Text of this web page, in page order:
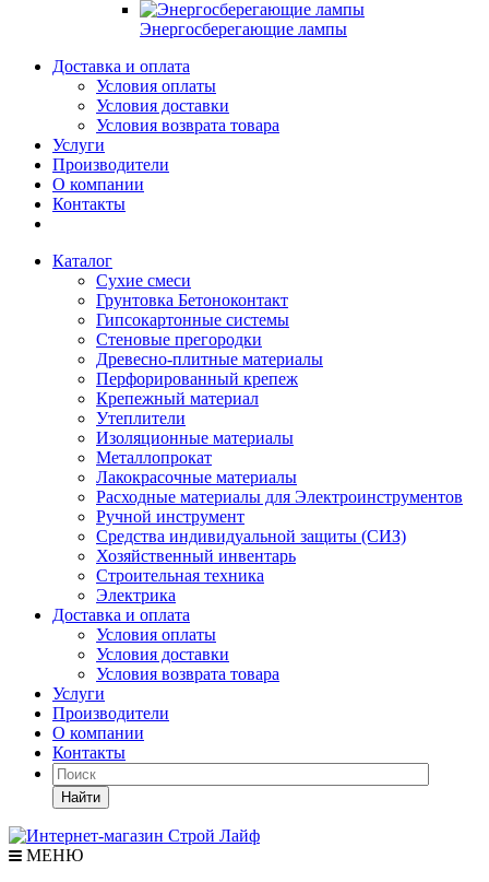
Энергосберегающие лампы
Доставка и оплата
Условия оплаты
Условия доставки
Условия возврата товара
Услуги
Производители
О компании
Контакты
Каталог
Сухие смеси
Грунтовка Бетоноконтакт
Гипсокартонные системы
Стеновые прегородки
Древесно-плитные материалы
Перфорированный крепеж
Крепежный материал
Утеплители
Изоляционные материалы
Металлопрокат
Лакокрасочные материалы
Расходные материалы для Электроинструментов
Ручной инструмент
Средства индивидуальной защиты (СИЗ)
Хозяйственный инвентарь
Строительная техника
Электрика
Доставка и оплата
Условия оплаты
Условия доставки
Условия возврата товара
Услуги
Производители
О компании
Контакты
Найти
МЕНЮ